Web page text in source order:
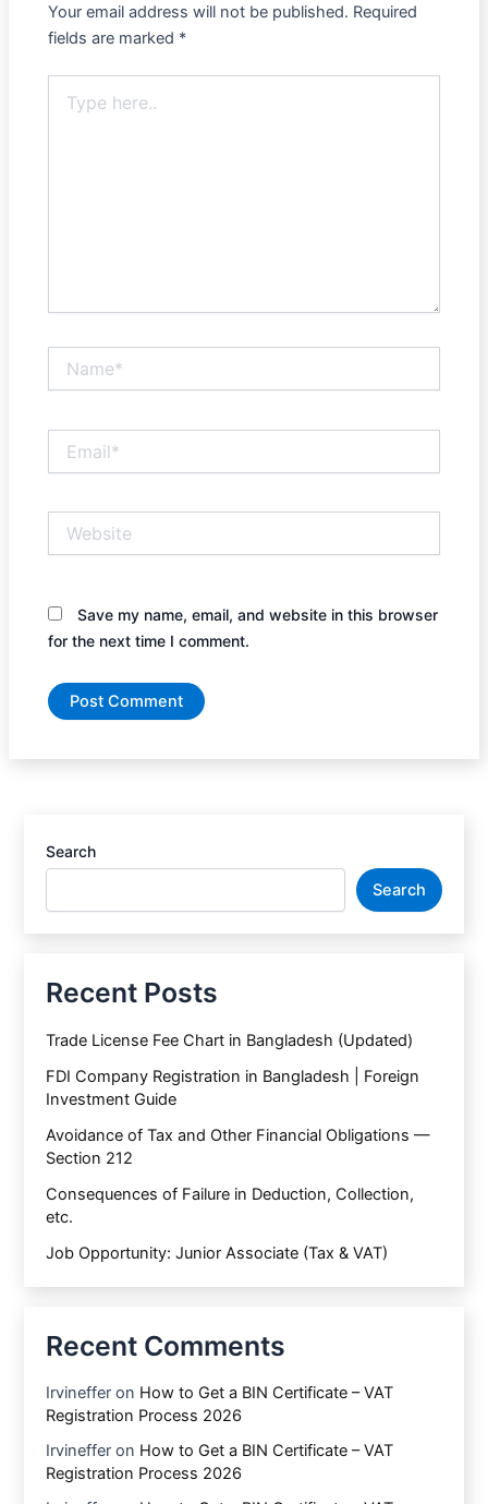
Your email address will not be published. Required
fields are marked *
here..
Save my name, email, and website in this browser
for the next time I comment.
Search
Search
Recent Posts
Trade License Fee Chart in Bangladesh (Updated)
FDI Company Registration in Bangladesh | Foreign
Investment Guide
Avoidance of Tax and Other Financial Obligations —
Section 212
Consequences of Failure in Deduction, Collection,
etc.
Job Opportunity: Junior Associate (Tax & VAT)
Recent Comments
Irvineffer on How to Get a BIN Certificate – VAT
Registration Process 2026
Irvineffer on How to Get a BIN Certificate – VAT
Registration Process 2026